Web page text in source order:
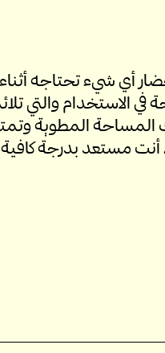
أي شيء تحتاجه
في الاستخدام والتي
أنت مستعد بدرجة